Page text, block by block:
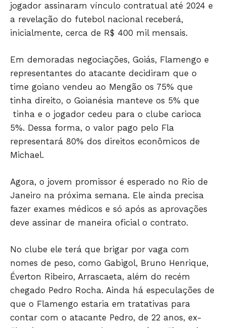
Só Notícias
POLÍCIA
ESPORTES
ECONOMIA
OPINIÃO
GERAL
EDUCAÇÃO
jogador assinaram vínculo contratual até 2024 e
a revelação do futebol nacional receberá,
inicialmente, cerca de R$ 400 mil mensais.
Em demoradas negociações, Goiás, Flamengo e
representantes do atacante decidiram que o
time goiano vendeu ao Mengão os 75% que
tinha direito, o Goianésia manteve os 5% que
tinha e o jogador cedeu para o clube carioca
5%. Dessa forma, o valor pago pelo Fla
representará 80% dos direitos econômicos de
Michael.
Agora, o jovem promissor é esperado no Rio de
Janeiro na próxima semana. Ele ainda precisa
fazer exames médicos e só após as aprovações
deve assinar de maneira oficial o contrato.
No clube ele terá que brigar por vaga com
nomes de peso, como Gabigol, Bruno Henrique,
Éverton Ribeiro, Arrascaeta, além do recém
chegado Pedro Rocha. Ainda há especulações de
que o Flamengo estaria em tratativas para
contar com o atacante Pedro, de 22 anos, ex-